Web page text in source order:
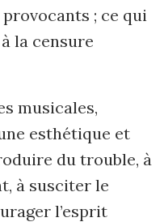
; ce qui
la censure
musicales,
esthétique et
du trouble, à
à susciter le
l’esprit